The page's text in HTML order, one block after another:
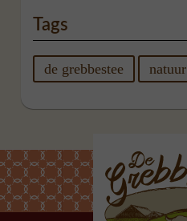
Tags
de grebbestee natuur